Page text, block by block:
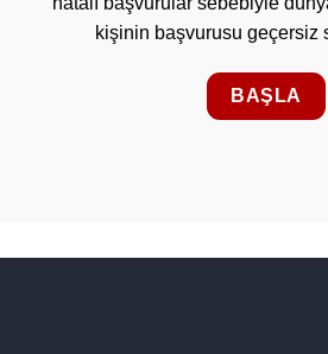
kişinin başvurusu geçersiz
BAŞLA